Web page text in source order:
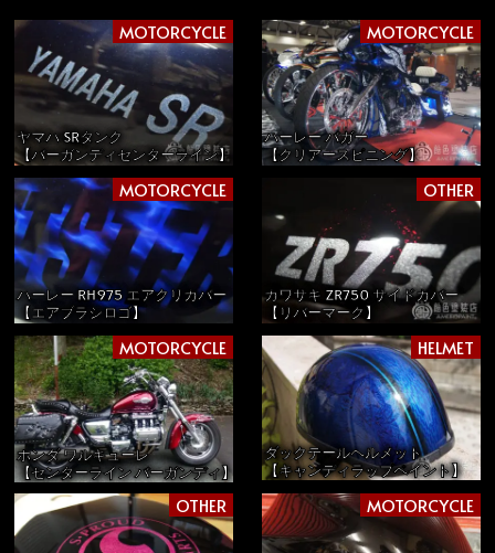
MOTORCYCLE
ヤマハ SRタンク
【バーガンディセンターライン】
MOTORCYCLE
ハーレー バガー
【クリアースピニング】
MOTORCYCLE
ハーレー RH975 エアクリカバー
【エアブラシロゴ】
OTHER
カワサキ ZR750 サイドカバー
【リバーマーク】
MOTORCYCLE
ホンダ ワルキューレ
【センターライン バーガンディ】
HELMET
ダックテールヘルメット
【キャンディラップペイント】
OTHER MOTORCYCLE